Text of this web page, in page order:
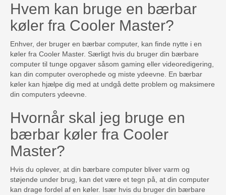
Hvem kan bruge en bærbar
køler fra Cooler Master?
Enhver, der bruger en bærbar computer, kan finde nytte i en
køler fra Cooler Master. Særligt hvis du bruger din bærbare
computer til tunge opgaver såsom gaming eller videoredigering,
kan din computer overophede og miste ydeevne. En bærbar
køler kan hjælpe dig med at undgå dette problem og maksimere
din computers ydeevne.
Hvornår skal jeg bruge en
bærbar køler fra Cooler
Master?
Hvis du oplever, at din bærbare computer bliver varm og
støjende under brug, kan det være et tegn på, at din computer
kan drage fordel af en køler. Især hvis du bruger din bærbare